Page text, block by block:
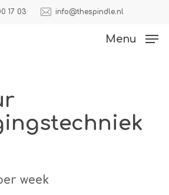
17 03 info@thespindle.nl
Menu
week
Close